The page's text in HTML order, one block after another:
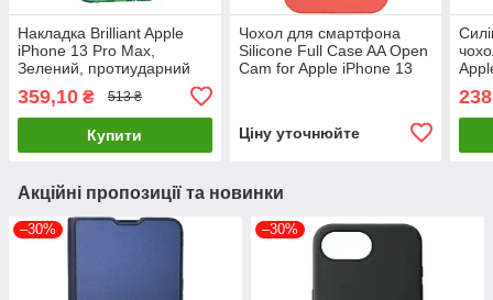
Накладка Brilliant Apple
iPhone 13 Pro Max,
Зелений, протиударний
TPU, оригінальний чохол
359,10 ₴ 513 ₴
Купити
Чохол для смартфона
Silicone Full Case AA Open
Cam for Apple iPhone 13
Ціну уточнюйте
238
Акційні пропозиції та новинки
–30% –30%